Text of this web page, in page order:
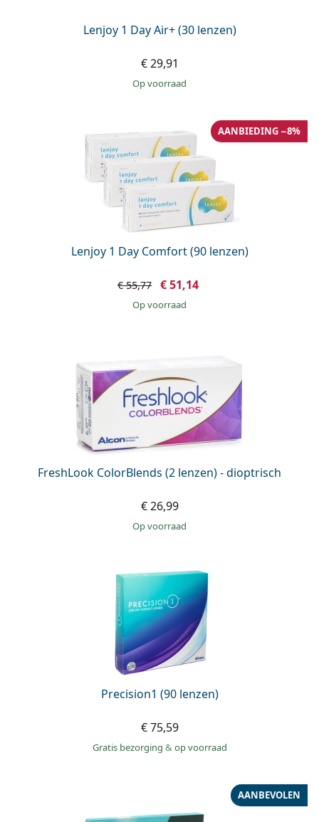
Lenjoy 1 Day Air+ (30 lenzen)
€ 29,91
op voorraad
Lenjoy 1 Day Comfort (90 lenzen)
AANBIEDING −8%
€ 55,77 € 51,14
op voorraad
FreshLook ColorBlends (2 lenzen) - dioptrisch
€ 26,99
op voorraad
Precision1 (90 lenzen)
€ 75,59
Gratis bezorging & op voorraad
AANBEVOLEN